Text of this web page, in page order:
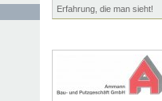
Erfahrung, die man sieht!